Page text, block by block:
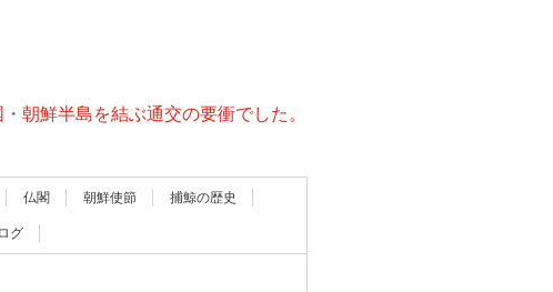
朝鮮半島を結ぶ通交の要衝でした。
仏閣 朝鮮使節 捕鯨の歴史
グ